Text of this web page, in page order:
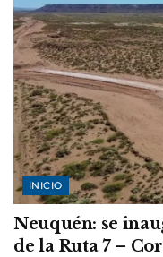
INICIO
Neuquén: se
de la Ruta 7 –